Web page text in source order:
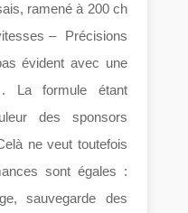
ramené à 200 ch
– Précisions
évident avec une
. La formule étant
des sponsors
ne veut toutefois
sont égales :
sauvegarde des